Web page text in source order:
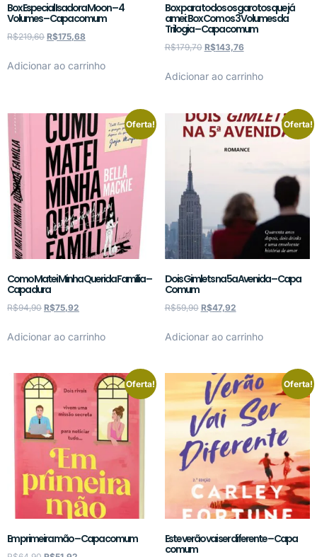
Box Especial Isadora Moon – 4
Volumes – Capa comum
R$219,60 R$175,68
Adicionar ao carrinho
Box para todos os garotos que já
amei: Box Com os 3 Volumes da
Trilogia – Capa comum
R$179,70 R$143,76
Adicionar ao carrinho
Oferta!
Como Matei Minha Querida Família –
Capa dura
R$94,90 R$75,92
Adicionar ao carrinho
Oferta!
Dois Gimlets na 5a Avenida – Capa
Comum
R$59,90 R$47,92
Adicionar ao carrinho
Oferta!
Em primeira mão – Capa comum
Oferta!
Este verão vai ser diferente – Capa
comum